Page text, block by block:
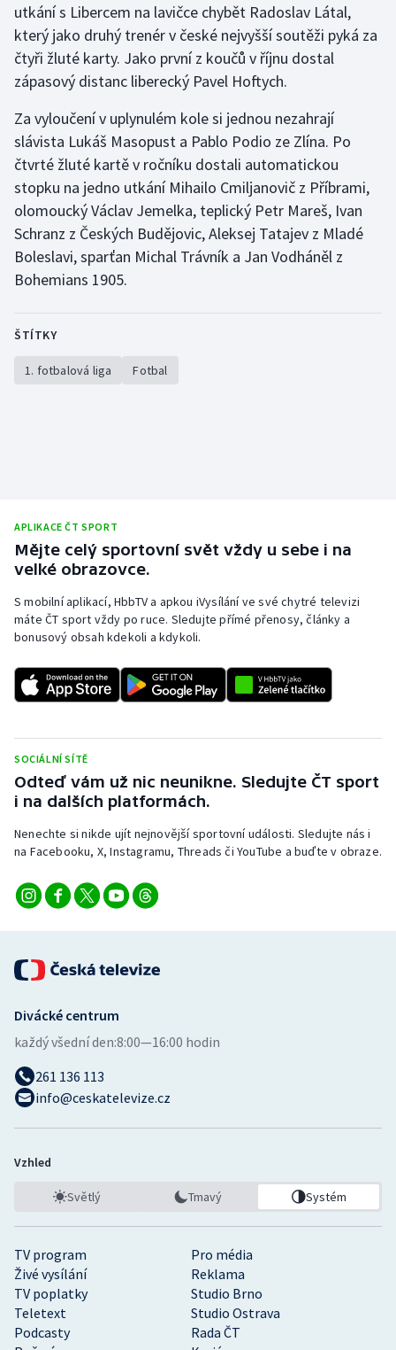
Lezení
Lyže a snowboard
Motorsport
Olympijské hry
Parasport
Plavání
Sportovní střelba
Stolní tenis
Triatlon
Vodní slalom
Volejbal
Ostatní
utkání s Libercem na lavičce chybět Radoslav Látal,
který jako druhý trenér v české nejvyšší soutěži pyká za
čtyři žluté karty. Jako první z koučů v říjnu dostal
zápasový distanc liberecký Pavel Hoftych.
Za vyloučení v uplynulém kole si jednou nezahrají
slávista Lukáš Masopust a Pablo Podio ze Zlína. Po
čtvrté žluté kartě v ročníku dostali automatickou
stopku na jedno utkání Mihailo Cmiljanovič z Příbrami,
olomoucký Václav Jemelka, teplický Petr Mareš, Ivan
Schranz z Českých Budějovic, Aleksej Tatajev z Mladé
Boleslavi, sparťan Michal Trávník a Jan Vodháněl z
Bohemians 1905.
ŠTÍTKY
1. fotbalová liga Fotbal
APLIKACE ČT SPORT
Mějte celý sportovní svět vždy u sebe i na
velké obrazovce.
S mobilní aplikací, HbbTV a apkou iVysílání ve své chytré televizi
máte ČT sport vždy po ruce. Sledujte přímé přenosy, články a
bonusový obsah kdekoli a kdykoli.
SOCIÁLNÍ SÍTĚ
Odteď vám už nic neunikne. Sledujte ČT sport
i na dalších platformách.
Nenechte si nikde ujít nejnovější sportovní události. Sledujte nás i
na Facebooku, X, Instagramu, Threads či YouTube a buďte v obraze.
TV program
Pro média
Živé vysílání
Reklama
TV poplatky
Studio Brno
Teletext
Studio Ostrava
Podcasty
Rada ČT
Divácké centrum
každý všední den:8:00—16:00 hodin
261 136 113
info@ceskatelevize.cz
Vzhled
Světlý Tmavý Systém